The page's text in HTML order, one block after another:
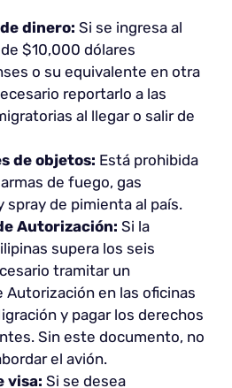
dinero: Si se ingresa al
$10,000 dólares
o su equivalente en otra
reportarlo a las
al llegar o salir de
de objetos: Está prohibida
de fuego, gas
spray de pimienta al país.
Autorización: Si la
supera los seis
tramitar un
Autorización en las oficinas
y pagar los derechos
Sin este documento, no
el avión.
visa: Si se desea